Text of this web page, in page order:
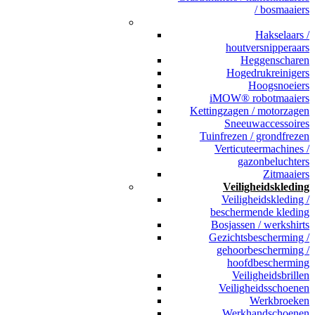
/ bosmaaiers
Hakselaars /
houtversnipperaars
Heggenscharen
Hogedrukreinigers
Hoogsnoeiers
iMOW® robotmaaiers
Kettingzagen / motorzagen
Sneeuwaccessoires
Tuinfrezen / grondfrezen
Verticuteermachines /
gazonbeluchters
Zitmaaiers
Veiligheidskleding
Veiligheidskleding /
beschermende kleding
Bosjassen / werkshirts
Gezichtsbescherming /
gehoorbescherming /
hoofdbescherming
Veiligheidsbrillen
Veiligheidsschoenen
Werkbroeken